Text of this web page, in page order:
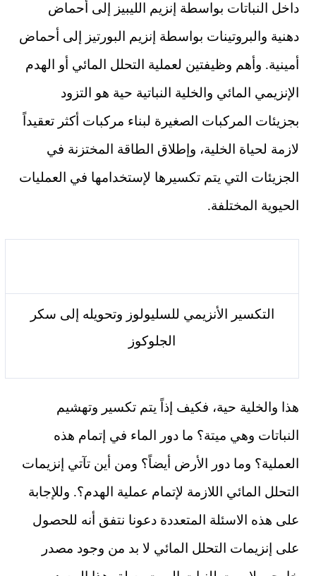
داخل النباتات بواسطة إنزيم الليبيز إلى أحماض
دهنية والبروتينات بواسطة إنزيم البورتيز إلى أحماض
أمينية. وأهم وظيفتين لعملية التحلل المائي أو الهدم
الإنزيمي المائي والخلية النباتية حية هو التزود
بجزيئات المركبات الصغيرة لبناء مركبات أكثر تعقيداً
لازمة لحياة الخلية، وإطلاق الطاقة المختزنة في
الجزيئات التي يتم تكسيرها لإستخدامها في العمليات
الحيوية المختلفة.
التكسير الأنزيمي للسليولوز وتحويله إلى سكر
الجلوكوز
هذا والخلية حية، فكيف إذاً يتم تكسير وتهشيم
النباتات وهي ميتة؟ ما دور الماء في إتمام هذه
العملية؟ وما دور الأرض أيضاً؟ ومن أين تآتي إنزيمات
التحلل المائي اللازمة لإتمام عملية الهدم؟. وللإجابة
على هذه الاسئلة المتعددة دعونا نتفق أنه للحصول
على إنزيمات التحلل المائي لا بد من وجود مصدر